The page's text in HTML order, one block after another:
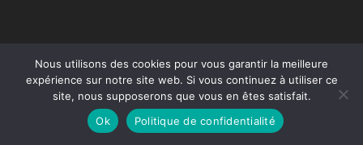
Nous utilisons des cookies pour vous garantir la meilleure
expérience sur notre site web. Si vous continuez à utiliser ce
site, nous supposerons que vous en êtes satisfait.
Ok
Politique de confidentialité